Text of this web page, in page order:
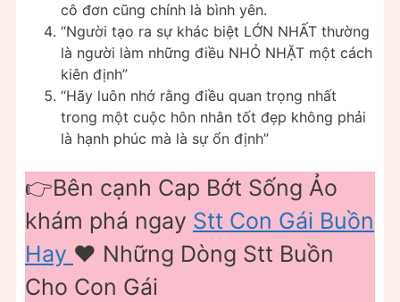
cô đơn cũng chính là bình yên.
“Người tạo ra sự khác biệt LỚN NHẤT thường
là người làm những điều NHỎ NHẶT một cách
kiên định”
“Hãy luôn nhớ rằng điều quan trọng nhất
trong một cuộc hôn nhân tốt đẹp không phải
là hạnh phúc mà là sự ổn định”
👉Bên cạnh Cap Bớt Sống Ảo
khám phá ngay Stt Con Gái Buồn
Hay ❤️ Những Dòng Stt Buồn
Cho Con Gái